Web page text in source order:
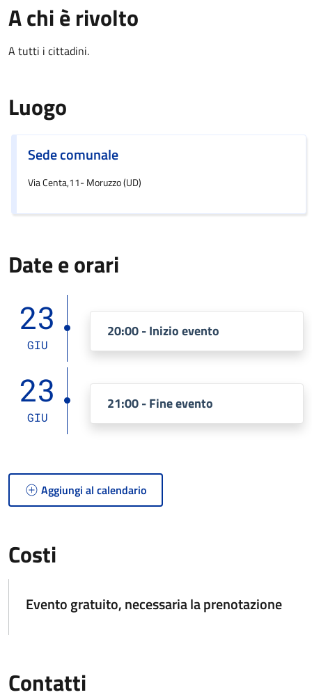
A chi è rivolto
A tutti i cittadini.
Luogo
Sede comunale
Via Centa,11- Moruzzo (UD)
Date e orari
23
GIU
20:00 - Inizio evento
23
GIU
21:00 - Fine evento
Aggiungi al calendario
Costi
Evento gratuito, necessaria la prenotazione
Contatti